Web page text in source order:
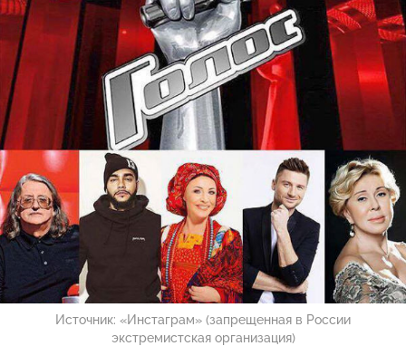
Источник: «Инстаграм» (запрещенная в России
экстремистская организация)